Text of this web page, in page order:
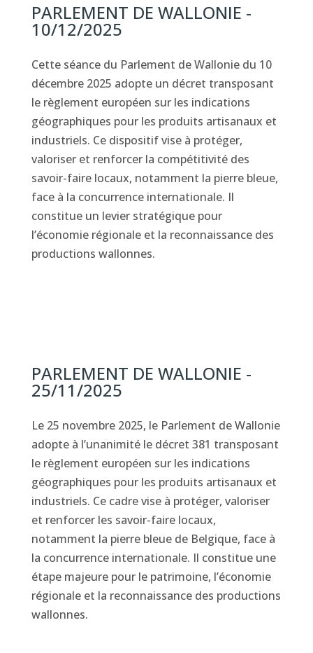
PARLEMENT DE WALLONIE -
10/12/2025
Cette séance du Parlement de Wallonie du 10
décembre 2025 adopte un décret transposant
le règlement européen sur les indications
géographiques pour les produits artisanaux et
industriels. Ce dispositif vise à protéger,
valoriser et renforcer la compétitivité des
savoir-faire locaux, notamment la pierre bleue,
face à la concurrence internationale. Il
constitue un levier stratégique pour
l’économie régionale et la reconnaissance des
productions wallonnes.
PARLEMENT DE WALLONIE -
25/11/2025
Le 25 novembre 2025, le Parlement de Wallonie
adopte à l’unanimité le décret 381 transposant
le règlement européen sur les indications
géographiques pour les produits artisanaux et
industriels. Ce cadre vise à protéger, valoriser
et renforcer les savoir-faire locaux,
notamment la pierre bleue de Belgique, face à
la concurrence internationale. Il constitue une
étape majeure pour le patrimoine, l’économie
régionale et la reconnaissance des productions
wallonnes.